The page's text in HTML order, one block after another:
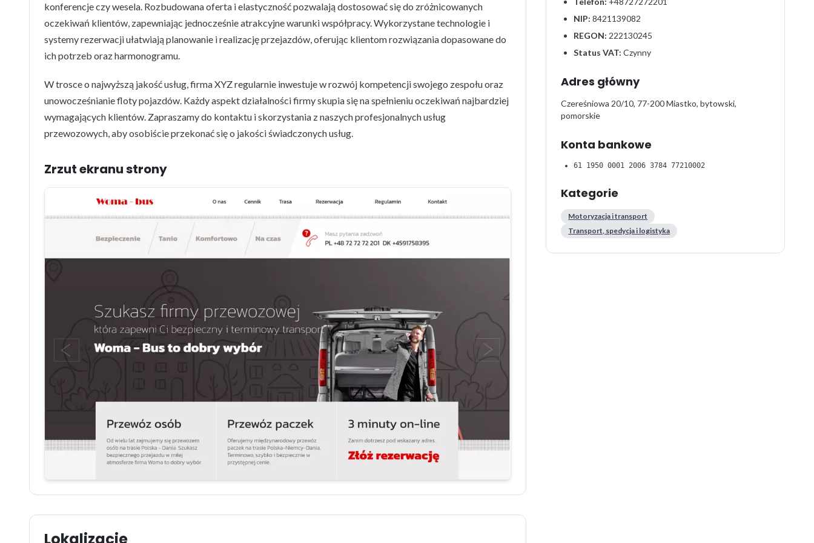
konferencje czy wesela. Rozbudowana oferta i elastyczność pozwalają dostosować się do zróżnicowanych
oczekiwań klientów, zapewniając jednocześnie atrakcyjne warunki współpracy. Wykorzystane technologie i
systemy rezerwacji ułatwiają planowanie i realizację przejazdów, oferując klientom rozwiązania dopasowane do
ich potrzeb oraz harmonogramu.
W trosce o najwyższą jakość usług, firma XYZ regularnie inwestuje w rozwój kompetencji swojego zespołu oraz
unowocześnianie floty pojazdów. Każdy aspekt działalności firmy skupia się na spełnieniu oczekiwań najbardziej
wymagających klientów. Zapraszamy do kontaktu i skorzystania z naszych profesjonalnych usług
przewozowych, aby osobiście przekonać się o jakości świadczonych usług.
Zrzut ekranu strony
NIP: 8421139082
REGON: 222130245
Status VAT: Czynny
Adres główny
Czereśniowa 20/10, 77-200 Miastko, bytowski,
pomorskie
Konta bankowe
61 1950 0001 2006 3784 77210002
Kategorie
Motoryzacja i transport
Transport, spedycja i logistyka